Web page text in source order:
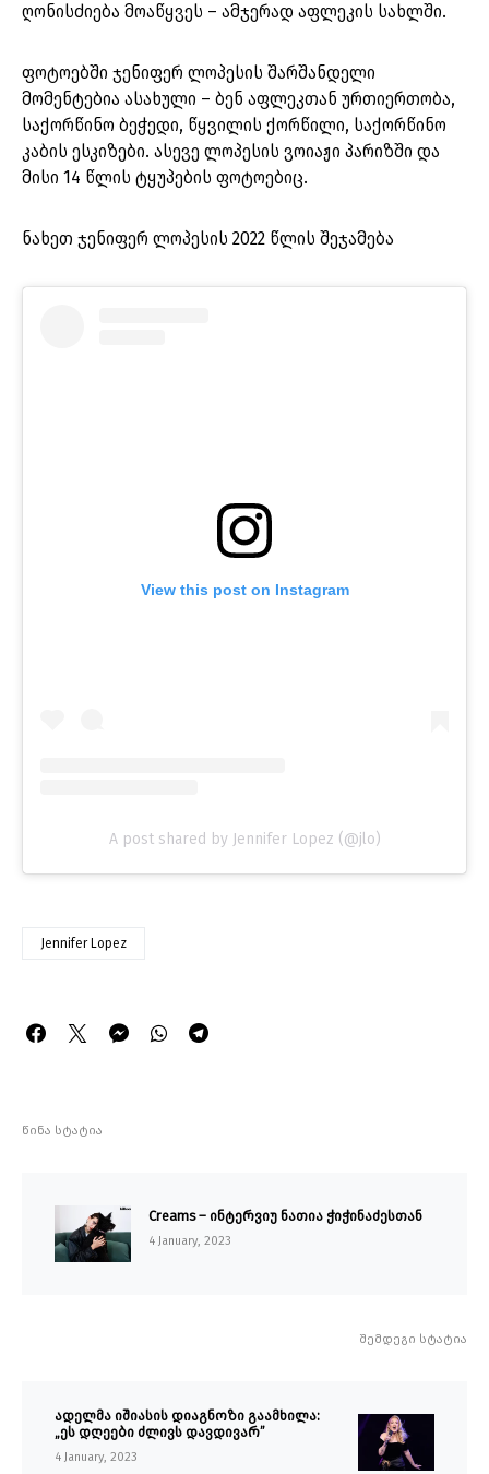
ღონისძიება მოაწყვეს – ამჯერად აფლეკის სახლში.
ფოტოებში ჯენიფერ ლოპესის შარშანდელი
მომენტებია ასახული – ბენ აფლეკთან ურთიერთობა,
საქორწინო ბეჭედი, წყვილის ქორწილი, საქორწინო
კაბის ესკიზები. ასევე ლოპესის ვოიაჟი პარიზში და
მისი 14 წლის ტყუპების ფოტოებიც.
ნახეთ ჯენიფერ ლოპესის 2022 წლის შეჯამება
View this post on Instagram
A post shared by Jennifer Lopez (@jlo)
Jennifer Lopez
წინა სტატია
Creams – ინტერვიუ ნათია ჭიჭინაძესთან
4 January, 2023
შემდეგი სტატია
ადელმა იშიასის დიაგნოზი გაამხილა:
„ეს დღეები ძლივს დავდივარ”
4 January, 2023